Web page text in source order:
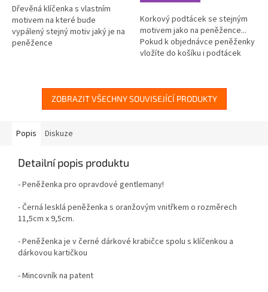
5
hvězdiček.
Dřevěná klíčenka s vlastním
motivem na které bude
vypálený stejný motiv jaký je na
peněžence
Korkový podtácek se stejným
motivem jako na peněžence...
Pokud k objednávce peněženky
vložíte do košíku i podtácek
peněžence....
ZOBRAZIT VŠECHNY SOUVISEJÍCÍ PRODUKTY
Popis Diskuze
Detailní popis produktu
- Peněženka pro opravdové gentlemany!
- Černá lesklá peněženka s oranžovým vnitřkem o rozměrech
11,5cm x 9,5cm.
- Peněženka je v černé dárkové krabičce spolu s klíčenkou a
dárkovou kartičkou
- Mincovník na patent